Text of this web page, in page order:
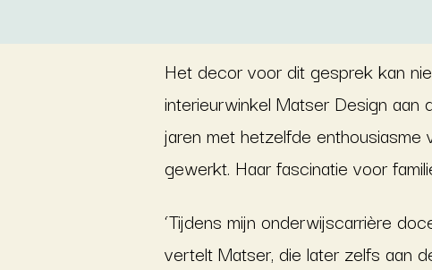
Het decor voor dit gesprek kan
interieurwinkel Matser Design
jaren met hetzelfde
gewerkt. Haar fascinatie voor
‘Tijdens mijn onderwijscarrière
vertelt Matser, die later zelfs aan